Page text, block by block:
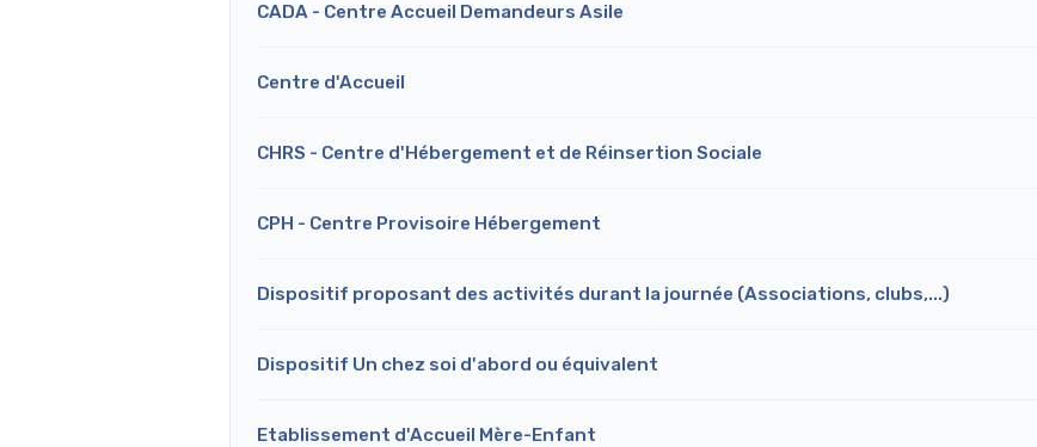
CADA - Centre Accueil Demandeurs Asile
Centre d'Accueil
CHRS - Centre d'Hébergement et de Réinsertion Sociale
CPH - Centre Provisoire Hébergement
Dispositif proposant des activités durant la journée (Associations, clubs,...)
Dispositif Un chez soi d'abord ou équivalent
Etablissement d'Accueil Mère-Enfant